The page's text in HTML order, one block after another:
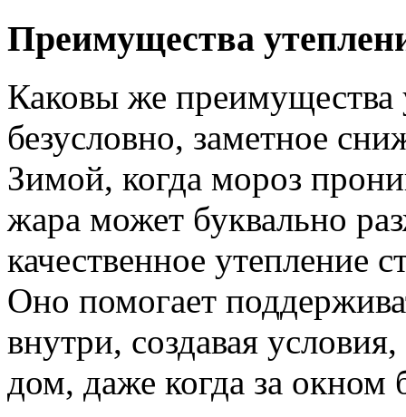
Преимущества
Каковы же преимущества
безусловно, заметное
Зимой, когда мороз
жара может буквально
качественное утепление
Оно помогает
внутри, создавая
дом, даже когда за окном